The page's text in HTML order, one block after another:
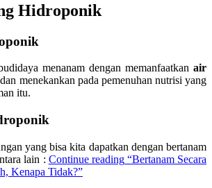
Hidroponik
menanam dengan memanfaatkan air
menekankan pada pemenuhan nutrisi yang
itu.
yang bisa kita dapatkan dengan bertanam
lain : Continue reading“Bertanam Secara
Kenapa Tidak?”